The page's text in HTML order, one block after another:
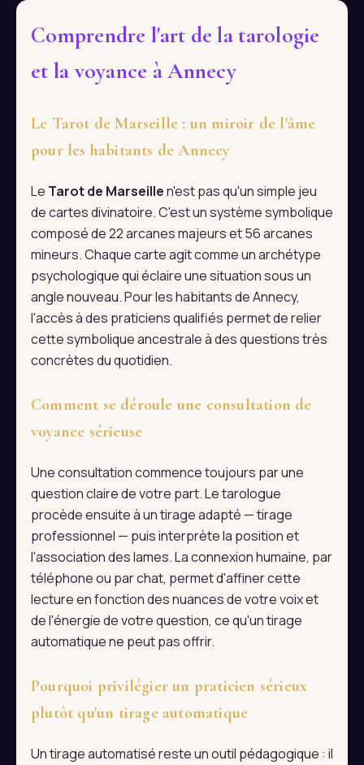
Comprendre l'art de la tarologie
et la voyance à Annecy
Le Tarot de Marseille : un miroir de l'âme
pour les habitants de Annecy
Le Tarot de Marseillen'est pas qu'un simple jeu
de cartes divinatoire. C'est un système symbolique
composé de 22 arcanes majeurs et 56 arcanes
mineurs. Chaque carte agit comme un archétype
psychologique qui éclaire une situation sous un
angle nouveau. Pour les habitants de Annecy,
l'accès à des praticiens qualifiés permet de relier
cette symbolique ancestrale à des questions très
concrètes du quotidien.
Comment se déroule une consultation de
voyance sérieuse
Une consultation commence toujours par une
question claire de votre part. Le tarologue
procède ensuite à un tirage adapté — tirage
professionnel — puis interprète la position et
l'association des lames. La connexion humaine, par
téléphone ou par chat, permet d'affiner cette
lecture en fonction des nuances de votre voix et
de l'énergie de votre question, ce qu'un tirage
automatique ne peut pas offrir.
Pourquoi privilégier un praticien sérieux
plutôt qu'un tirage automatique
Un tirage automatisé reste un outil pédagogique : il